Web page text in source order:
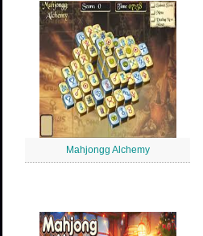
Mahjongg Alchemy